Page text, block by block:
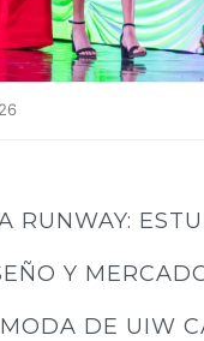
RUNWAY:
Y
DE UIW